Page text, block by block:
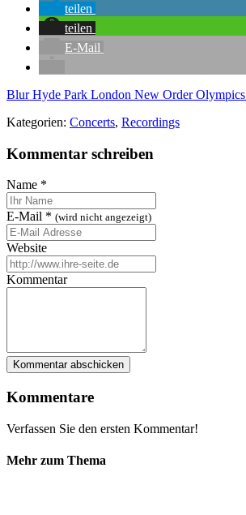
teilen
teilen
E-Mail
BlurHyde Park London New OrderOlympics
Kategorien: Concerts, Recordings
Kommentar schreiben
Name *
E-Mail * (wird nicht angezeigt)
Website
Kommentar
Kommentare
Verfassen Sie den ersten Kommentar!
Mehr zum Thema